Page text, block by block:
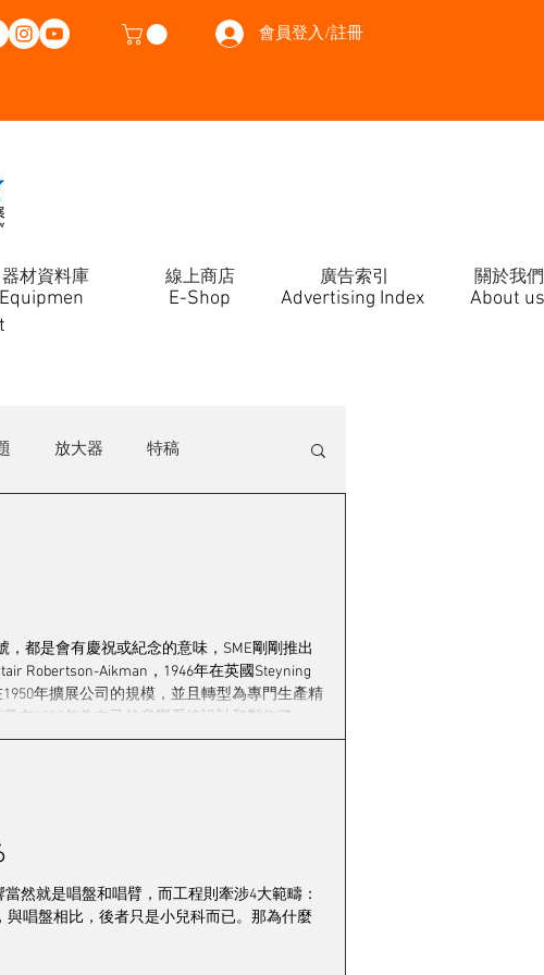
會員登入/註冊
器材資料庫 線上商店 廣告索引 關於我們
Equipmen
t
E-Shop About us
Advertising Index
放大器 特稿
，都是會有慶祝或紀念的意味，SME剛剛推出
Robertson-Aikman，1946年在英國Steyning
年擴展公司的規模，並且轉型為專門生產精
在1959年為自己的音響系統設計和製作了一支
，並且鼓勵他把唱臂作商業化生產，結果艾克
改良版Model 30/2和可以安裝
然就是唱盤和唱臂，而工程則牽涉4大範疇：
唱盤相比，後者只是小兒科而已。那為什麼